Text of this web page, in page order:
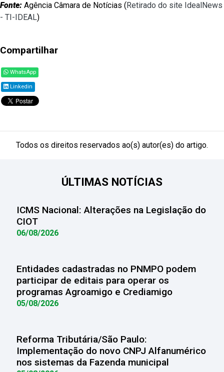
Fonte: Agência Câmara de Notícias (Retirado do site IdealNews
- TI-IDEAL)
Compartilhar
WhatsApp
Linkedin
Todos os direitos reservados ao(s) autor(es) do artigo.
ÚLTIMAS NOTÍCIAS
ICMS Nacional: Alterações na Legislação do
CIOT
06/08/2026
Entidades cadastradas no PNMPO podem
participar de editais para operar os
programas Agroamigo e Crediamigo
05/08/2026
Reforma Tributária/São Paulo:
Implementação do novo CNPJ Alfanumérico
nos sistemas da Fazenda municipal